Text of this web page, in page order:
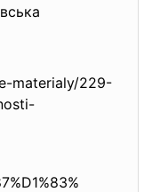
materialy/229-